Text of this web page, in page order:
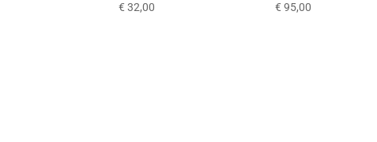
€ 32,00 € 95,00